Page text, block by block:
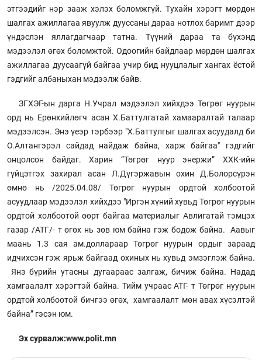
этгээдийг нэр зааж хэлэх боломжгүй. Тухайн хэрэгт мөрдөн
шалгах ажиллагаа явуулж дууссаны дараа нотлох баримт дээр
үндэслэн яллагдагчаар татна. Түүний дараа та бүхэнд
мэдээлэл өгөх боломжтой. Одоогийн байдлаар мөрдөн шалгах
ажиллагаа дуусаагүй байгаа учир бид нууцлалыг хангах ёстой
гэдгийг албаныхан мэдээлж байв.
ЗГХЭГ-ын дарга Н.Учрал мэдээлэл хийхдээ Төгрөг нуурын
орд нь Ерөнхийлөгч асан Х.Баттулгатай хамааралтай талаар
мэдээлсэн. Энэ үеэр тэрбээр "Х.Баттулгыг шалгах асуудалд би
О.Алтангэрэл сайдад найдаж байна, харж байгаа" гэдгийг
онцолсон байдаг. Харин “Төгрөг нуур энержи” ХХК-ийн
гүйцэтгэх захирал асан Л.Дүгэржавын охин Д.Болорсүрэн
өмнө нь /2025.04.08/ Төгрөг нуурын ордтой холбоотой
асуудлаар мэдээлэл хийхдээ "Иргэн хүний хувьд Төгрөг нуурын
ордтой холбоотой өөрт байгаа материалыг Авлигатай тэмцэх
газар /АТГ/- т өгөх нь зөв юм байна гэж бодож байна. Аавыг
маань 1.3 сая ам.доллараар Төгрөг нуурын ордыг зараад
идчихсэн гэж ярьж байгаад охиных нь хувьд эмзэглэж байна.
Янз бүрийн утасны дугаараас залгаж, бичиж байна. Надад
хамгаалалт хэрэгтэй байна. Тийм учраас АТГ- т Төгрөг нуурын
ордтой холбоотой бичгээ өгөх, хамгаалалт мөн авах хүсэлтэй
байна” гэсэн юм.
Эх сурвалж:www.polit.mn